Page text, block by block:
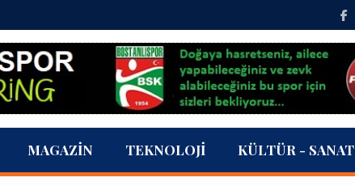
MAGAZIN TEKNOLOJI KÜLTÜR - SANAT